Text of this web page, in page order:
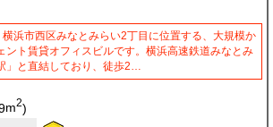
浜市西区みなとみらい2丁目に位置する、大規模か
ント賃貸オフィスビルです。横浜高速鉄道みなとみ
」と直結しており、徒歩2…
m2)